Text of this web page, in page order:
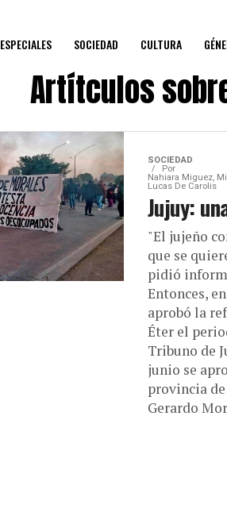
ESPECIALES SOCIEDAD CULTURA
Artítculos
SOCIEDAD
Por
Nahiara Miguez,
Lucas De Carolis
Jujuy:
"El jujeño
que se
pidió
Entonces,
aprobó la
Éter el
Tribuno de
junio se
provincia
Gerardo